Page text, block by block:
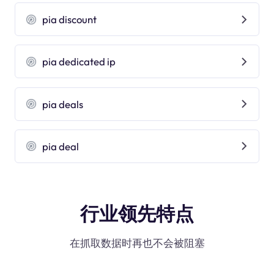
pia discount
pia dedicated ip
pia deals
pia deal
行业领先特点
在抓取数据时再也不会被阻塞